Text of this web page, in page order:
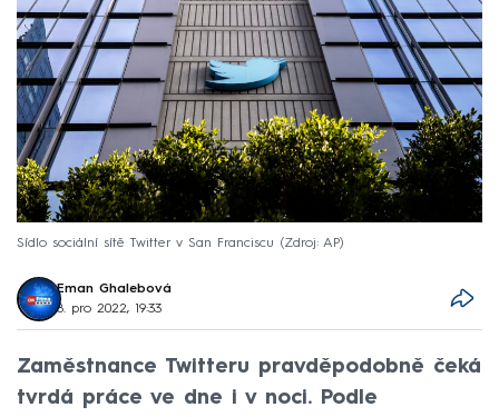
Sídlo sociální sítě Twitter v San Franciscu Zdroj: AP
Eman Ghalebová
8. pro 2022, 19:33
Zaměstnance Twitteru pravděpodobně čeká
tvrdá práce ve dne i v noci. Podle